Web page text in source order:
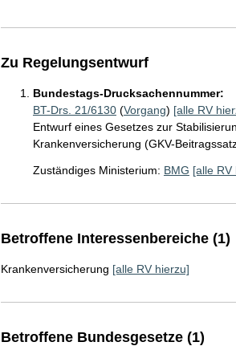
Zu Regelungsentwurf
Bundestags-Drucksachennummer:
BT-Drs. 21/6130(Vorgang) [alle RV
Entwurf eines Gesetzes zur
Krankenversicherung (GKV-
Zuständiges Ministerium: BMG [alle RV
Betroffene Interessenbereiche (1)
Krankenversicherung [alle RV hierzu]
Betroffene Bundesgesetze (1)